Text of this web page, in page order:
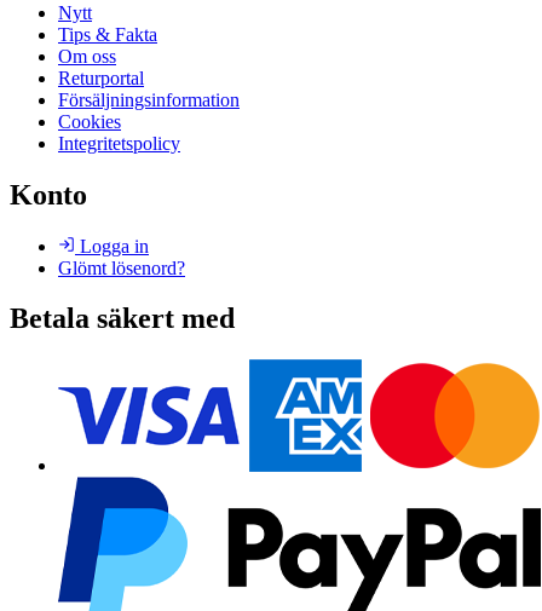
Nytt
Tips & Fakta
Om oss
Returportal
Försäljningsinformation
Cookies
Integritetspolicy
Konto
Logga in
Glömt lösenord?
Betala säkert med